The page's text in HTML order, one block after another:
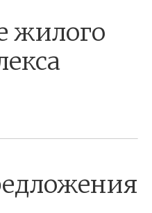
жилого